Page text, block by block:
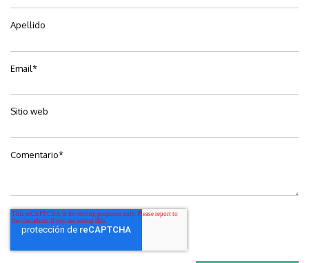
Apellido
Email*
Sitio web
Comentario*